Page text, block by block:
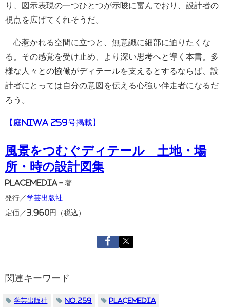
り、図示表現の一つひとつが示唆に富んでおり、設計者の
視点を広げてくれそうだ。
心惹かれる空間に立つと、無意識に細部に迫りたくな
る。その感覚を受け止め、より深い思考へと導く本書。多
様な人々との協働がディテールを支えるとするならば、設
計者にとっては自分の意図を伝える心強い伴走者になるだ
ろう。
【庭NIWA 259号掲載】
風景をつむぐディテール 土地・場
所・時の設計図集
PLACEMEDIA＝著
発行／学芸出版社
定価／3,960円（税込）
関連キーワード
学芸出版社 No.259 PLACEMEDIA